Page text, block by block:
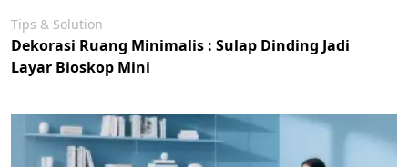
Tips & Solution
Dekorasi Ruang Minimalis : Sulap Dinding Jadi
Layar Bioskop Mini